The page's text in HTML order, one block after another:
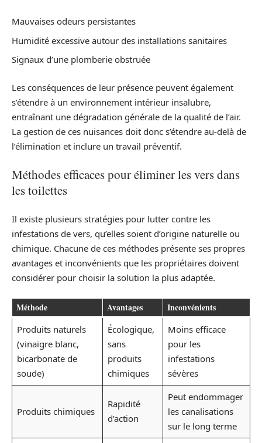
Mauvaises odeurs persistantes
Humidité excessive autour des installations sanitaires
Signaux d’une plomberie obstruée
Les conséquences de leur présence peuvent également
s’étendre à un environnement intérieur insalubre,
entraînant une dégradation générale de la qualité de l’air.
La gestion de ces nuisances doit donc s’étendre au-delà de
l’élimination et inclure un travail préventif.
Méthodes efficaces pour éliminer les vers dans
les toilettes
Il existe plusieurs stratégies pour lutter contre les
infestations de vers, qu’elles soient d’origine naturelle ou
chimique. Chacune de ces méthodes présente ses propres
avantages et inconvénients que les propriétaires doivent
considérer pour choisir la solution la plus adaptée.
Méthode Avantages Inconvénients
Produits naturels
(vinaigre blanc,
bicarbonate de
soude)
Écologique,
sans
produits
chimiques
Moins efficace
pour les
infestations
sévères
Produits chimiques
Rapidité
d’action
Peut endommager
les canalisations
sur le long terme